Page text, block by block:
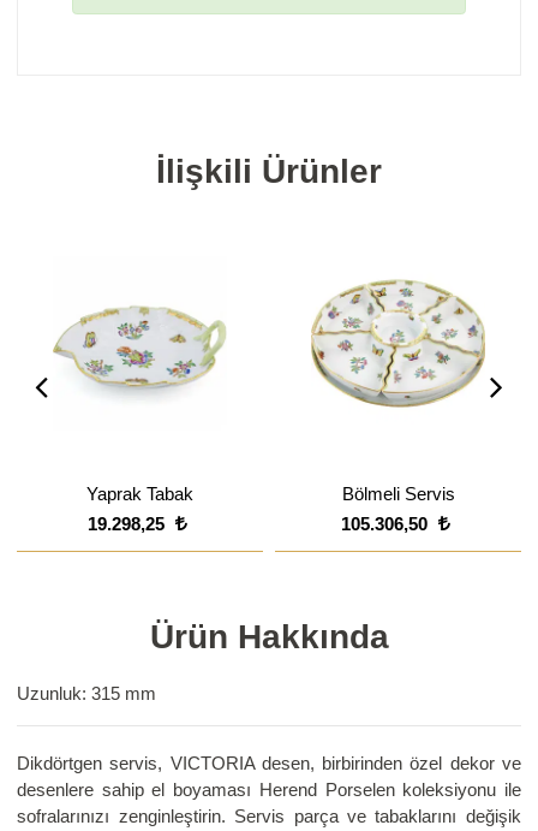
İlişkili Ürünler
Yaprak Tabak
19.298,25
Bölmeli Servis
105.306,50
Ürün Hakkında
Uzunluk: 315 mm
Dikdörtgen servis, VICTORIA desen, birbirinden özel dekor ve
desenlere sahip el boyaması Herend Porselen koleksiyonu ile
sofralarınızı zenginleştirin. Servis parça ve tabaklarını değişik